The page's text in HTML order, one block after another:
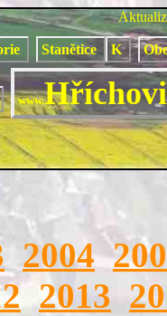
Stanětice K
www.
2004
2013